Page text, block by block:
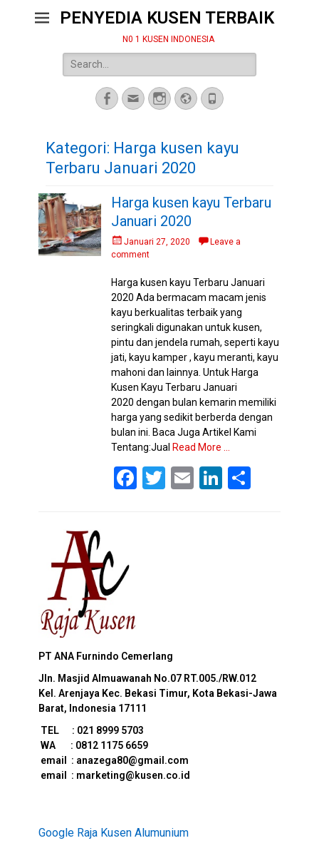
PENYEDIA KUSEN TERBAIK
N0 1 KUSEN INDONESIA
Search
for:
Facebook
EmailInstagram
WebsitePhone
Kategori: Harga kusen kayu
Terbaru Januari 2020
Harga kusen kayu Terbaru
Januari 2020
Posted
on
Januari 27, 2020
Leave a
comment
Harga kusen kayu Terbaru Januari
2020 Ada bermacam macam jenis
kayu berkualitas terbaik yang
seringkali digunakan untuk kusen,
pintu dan jendela rumah, seperti kayu
jati, kayu kamper , kayu meranti, kayu
mahoni dan lainnya. Untuk Harga
Kusen Kayu Terbaru Januari
2020 dengan bulan kemarin memiliki
harga yang sedikit berberda dengan
bulan ini. Baca Juga Artikel Kami
Tentang:Jual Read More …
F
T
E
Li
PT ANA Furnindo Cemerlang
Jln. Masjid Almuawanah No.07 RT.005./RW.012
Kel. Arenjaya Kec. Bekasi Timur, Kota Bekasi-Jawa
Barat, Indonesia 17111
TEL : 021 8999 5703
WA : 0812 1175 6659
email : anazega80@gmail.com
email : marketing@kusen.co.id
Google Raja Kusen Alumunium